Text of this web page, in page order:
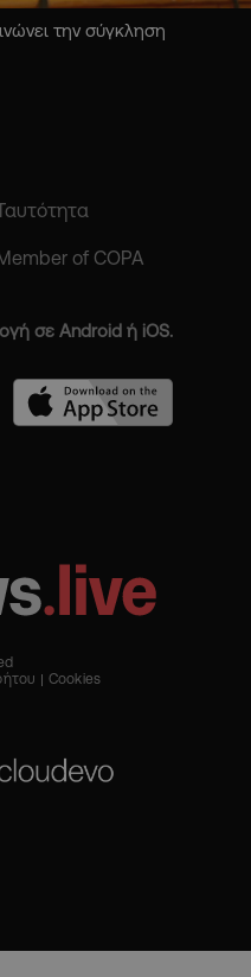
την σύγκληση
of COPA
σε Android ή iOS.
Cookies